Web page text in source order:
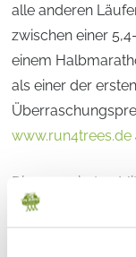
alle anderen
zwischen einer
einem
als einer der
www.run4trees.de
Die engagierten
inzwischen